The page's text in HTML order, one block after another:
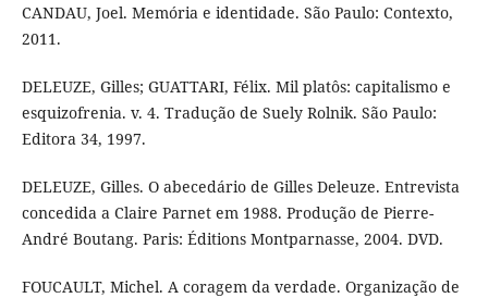
CANDAU, Joel. Memória e identidade. São Paulo: Contexto,
2011.
DELEUZE, Gilles; GUATTARI, Félix. Mil platôs: capitalismo e
esquizofrenia. v. 4. Tradução de Suely Rolnik. São Paulo:
Editora 34, 1997.
DELEUZE, Gilles. O abecedário de Gilles Deleuze. Entrevista
concedida a Claire Parnet em 1988. Produção de Pierre-
André Boutang. Paris: Éditions Montparnasse, 2004. DVD.
FOUCAULT, Michel. A coragem da verdade. Organização de